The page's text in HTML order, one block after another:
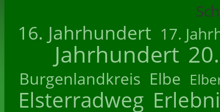
16. Jahrhundert 17.
Jahrhundert
Burgenlandkreis Elbe
Elsterradweg